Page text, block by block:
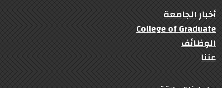
أخبار الجامعة
College of Graduate
الوظائف
عننا